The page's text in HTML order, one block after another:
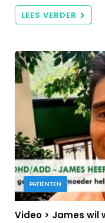
LEES VERDER
PATIËNTEN
Video > James wil